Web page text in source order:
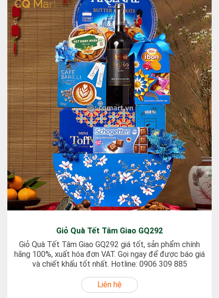
Giỏ Quà Tết Tâm Giao GQ292
Giỏ Quà Tết Tâm Giao GQ292 giá tốt, sản phẩm chính
hãng 100%, xuất hóa đơn VAT. Gọi ngay để được báo giá
và chiết khấu tốt nhất. Hotline: 0906 309 885
Liên hệ